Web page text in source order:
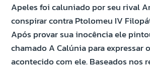
Apeles foi caluniado por seu rival
conspirar contra Ptolomeu IV
Após provar sua inocência ele
chamado A Calúnia para expressar
acontecido com ele. Baseados nos